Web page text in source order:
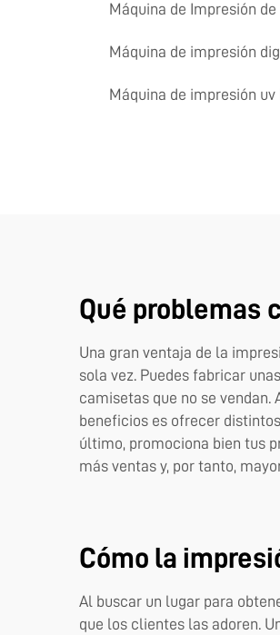
Máquina de Impresión
Máquina de impresión
Máquina de impresión uv
Qué problemas
Una gran ventaja de la
sola vez. Puedes fabricar
camisetas que no se
beneficios es ofrecer
último, promociona bien tus
más ventas y, por tanto,
Cómo la
Al buscar un lugar para
que los clientes las adoren.